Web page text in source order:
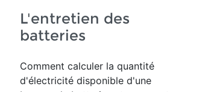
L'entretien des
batteries
Comment calculer la quantité
d'électricité disponible d'une